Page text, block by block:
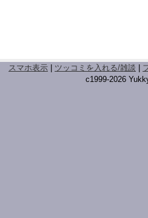
スマホ表示 ツッコミを入れる/雑談
c1999-2026